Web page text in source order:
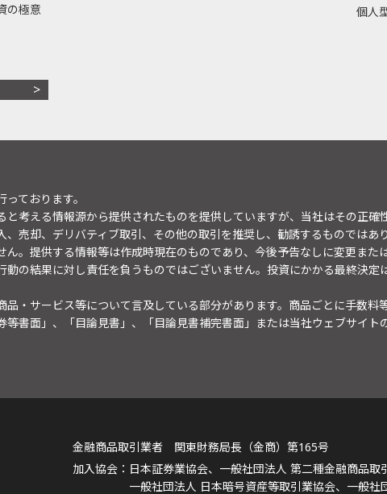
の極意
個人
ております。
考える情報源から提供されたものを提供していますが、当社はその正
売却、デリバティブ取引、その他の取引を推奨し、勧誘するものではあ
。提供する情報等は作成時現在のものであり、今後予告なしに変更また
動の結果に対し責任を負うものではございません。投資にかかる最終決
・サービス等について言及している部分があります。商品ごとに手数料
等書面」、「目論見書」、「目論見書補完書面」または当社ウェブサイト
金融商品取引業者 関東財務局長（金商）第165号
日本証券業協会、一般社団法人 第二種金融商品取
一般社団法人 日本暗号資産等取引業協会、一般社